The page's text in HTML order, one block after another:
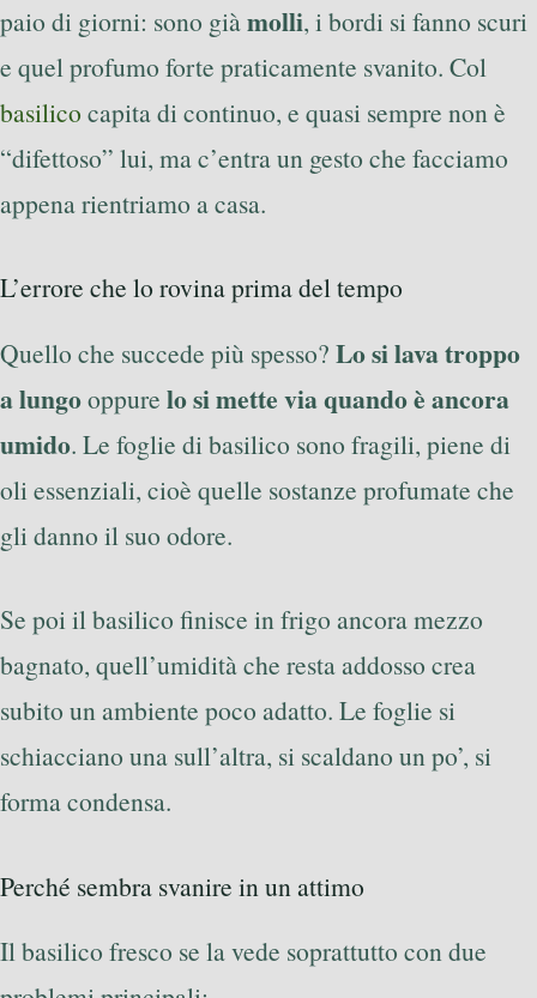
paio di giorni: sono giàmolli, i bordi si fanno scuri
e quel profumo forte praticamente svanito. Col
basilico capita di continuo, e quasi sempre non è
“difettoso” lui, ma c’entra un gesto che facciamo
appena rientriamo a casa.
L’errore che lo rovina prima del tempo
Quello che succede più spesso? Lo si lava troppo
a lungooppure lo si mette via quando è ancora
umido. Le foglie di basilico sono fragili, piene di
oli essenziali, cioè quelle sostanze profumate che
gli danno il suo odore.
Se poi il basilico finisce in frigo ancora mezzo
bagnato, quell’umidità che resta addosso crea
subito un ambiente poco adatto. Le foglie si
schiacciano una sull’altra, si scaldano un po’, si
forma condensa.
Perché sembra svanire in un attimo
Il basilico fresco se la vede soprattutto con due